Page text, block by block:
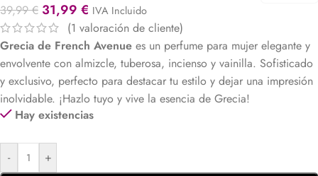
39,99€ 31,99 € IVA Incluido
(1 valoración de cliente)
Grecia de French Avenue es un perfume para mujer elegante y
envolvente con almizcle, tuberosa, incienso y vainilla. Sofisticado
y exclusivo, perfecto para destacar tu estilo y dejar una impresión
inolvidable. ¡Hazlo tuyo y vive la esencia de Grecia!
Hay existencias
- +